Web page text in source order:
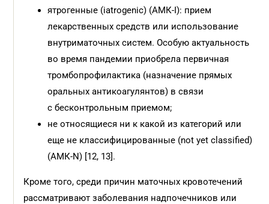
ятрогенные (iatrogenic) (АМК-I): прием
лекарственных средств или использование
внутриматочных систем. Особую актуальность
во время пандемии приобрела первичная
тромбопрофилактика (назначение прямых
оральных антикоагулянтов) в связи
с бесконтрольным приемом;
не относящиеся ни к какой из категорий или
еще не классифицированные (not yet classified)
(АМК-N) [12, 13].
Кроме того, среди причин маточных кровотечений
рассматривают заболевания надпочечников или